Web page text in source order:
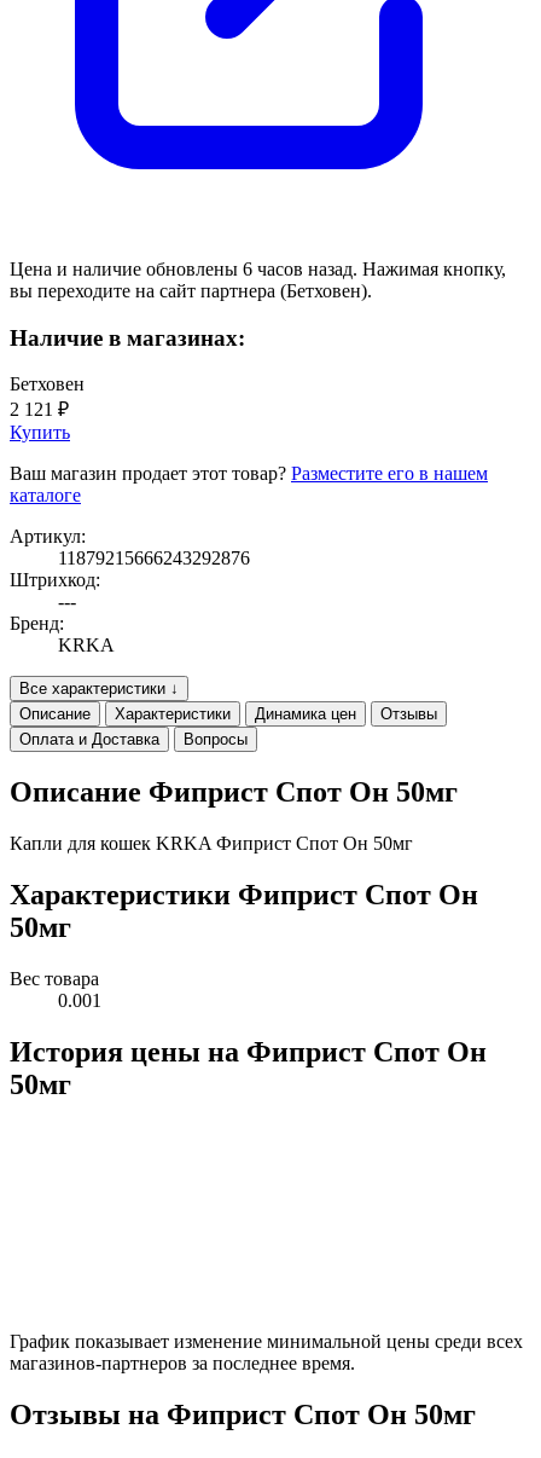
Цена и наличие обновлены 6 часов назад. Нажимая кнопку,
вы переходите на сайт партнера (Бетховен).
Наличие в магазинах:
Бетховен
2 121 ₽
Купить
Ваш магазин продает этот товар? Разместите его в нашем
каталоге
Артикул:
11879215666243292876
Штрихкод:
---
Бренд:
KRKA
Все характеристики ↓
Описание
Характеристики Динамика цен
Отзывы
Оплата и Доставка
Вопросы
Описание Фиприст Спот Он 50мг
Капли для кошек KRKA Фиприст Спот Он 50мг
Характеристики Фиприст Спот Он
50мг
Вес товара
0.001
История цены на Фиприст Спот Он
50мг
График показывает изменение минимальной цены среди всех
магазинов-партнеров за последнее время.
Отзывы на Фиприст Спот Он 50мг